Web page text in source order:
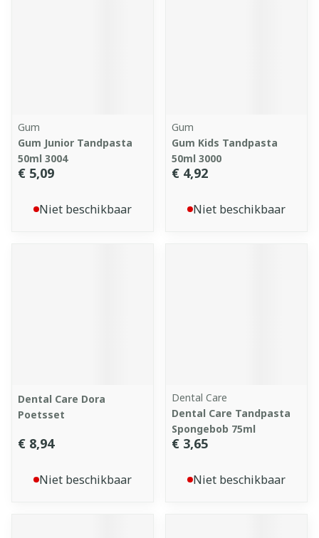
Gum
Gum Junior Tandpasta
50ml 3004
€ 5,09
Niet beschikbaar
Gum
Gum Kids Tandpasta
50ml 3000
€ 4,92
Niet beschikbaar
Dental Care Dora
Poetsset
€ 8,94
Niet beschikbaar
Dental Care
Dental Care Tandpasta
Spongebob 75ml
€ 3,65
Niet beschikbaar